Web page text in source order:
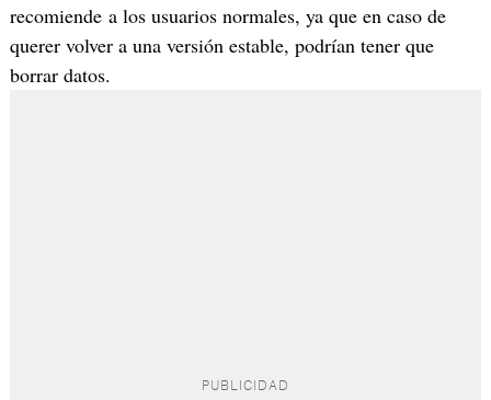
recomiende a los usuarios normales, ya que en caso de
querer volver a una versión estable, podrían tener que
borrar datos.